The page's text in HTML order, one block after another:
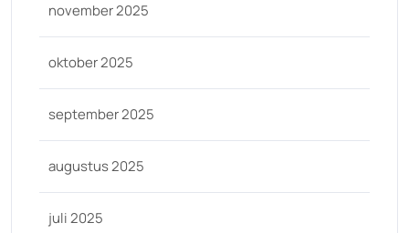
november 2025
oktober 2025
september 2025
augustus 2025
juli 2025